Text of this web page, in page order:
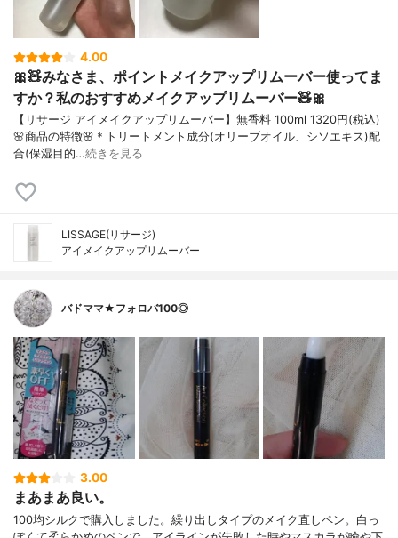
4.00
🎀🧸みなさま、ポイントメイクアップリムーバー使ってま
すか？私のおすすめメイクアップリムーバー🧸🎀
【リサージ アイメイクアップリムーバー】無香料 100ml 1320円(税込)
🌸商品の特徴🌸＊トリートメント成分(オリーブオイル、シソエキス)配
合(保湿目的…続きを見る
LISSAGE(リサージ)
アイメイクアップリムーバー
バドママ★フォロバ100◎
3.00
まあまあ良い。
100均シルクで購入しました。繰り出しタイプのメイク直しペン。白っ